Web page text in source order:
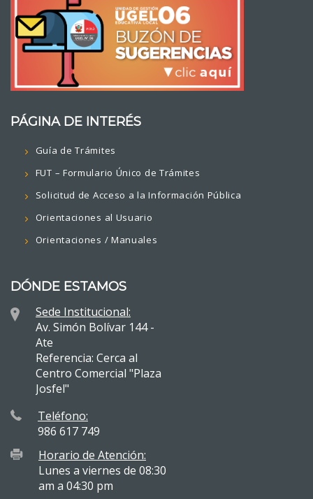
PÁGINA DE INTERÉS
Guía de Trámites
FUT – Formulario Único de Trámites
Solicitud de Acceso a la Información Pública
Orientaciones al Usuario
Orientaciones / Manuales
DÓNDE ESTAMOS
Sede Institucional:
Av. Simón Bolívar 144 -
Ate
Referencia: Cerca al
Centro Comercial "Plaza
Josfel"
Teléfono:
986 617 749
Horario de Atención:
Lunes a viernes de 08:30
am a 04:30 pm